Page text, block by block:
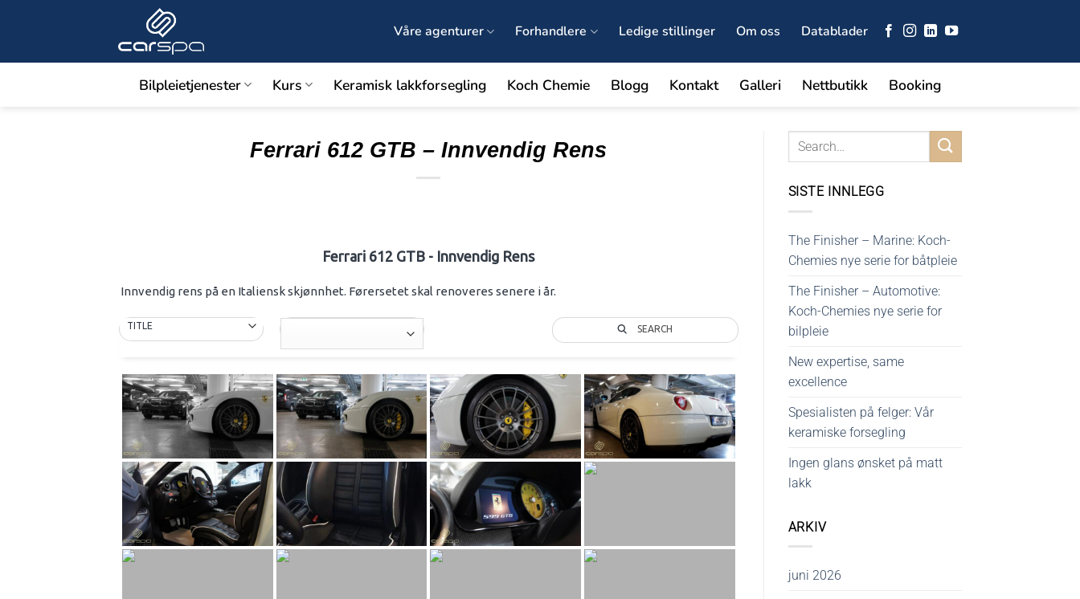
Våre agenturer Forhandlere Ledige stillinger Om oss Datablader
Bilpleietjenester Kurs Keramisk lakkforsegling Koch Chemie Blogg Kontakt Galleri Nettbutikk Booking
Ferrari 612 GTB – Innvendig Rens
Ferrari 612 GTB - Innvendig Rens
Innvendig rens på en Italiensk skjønnhet. Førersetet skal renoveres senere i år.
SEARCH
SISTE INNLEGG
The Finisher – Marine: Koch-
Chemies nye serie for båtpleie
The Finisher – Automotive:
Koch-Chemies nye serie for
bilpleie
New expertise, same
excellence
Spesialisten på felger: Vår
keramiske forsegling
Ingen glans ønsket på matt
lakk
ARKIV
juni 2026